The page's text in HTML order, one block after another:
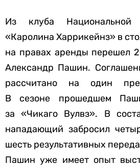
Из клуба Национальной
«Каролина Харрикейнз» в
на правах аренды перешел
Александр Пашин.
рассчитано на один
В сезоне прошедшем
за «Чикаго Вулвз». В
нападающий забросил
шесть результативных
Пашин уже имеет опыт